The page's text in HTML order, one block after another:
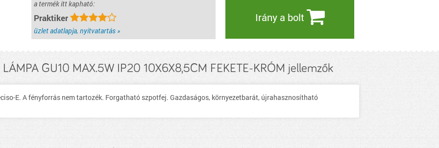
a termék itt kapható:
Praktiker
üzlet adatlapja, nyitvatartás »
Irány a bolt
LÁMPA GU10 MAX.5W IP20 10X6X8,5CM FEKETE-KRÓM jellemzők
E. A fényforrás nem tartozék. Forgatható szpotfej. Gazdaságos, környezetbarát, újrahasznosítható